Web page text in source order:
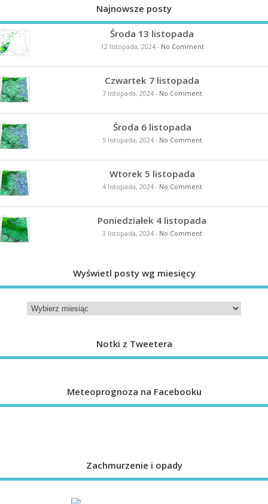
Najnowsze posty
Środa 13 listopada
12 listopada, 2024- No Comment
Czwartek 7 listopada
7 listopada, 2024- No Comment
Środa 6 listopada
5 listopada, 2024- No Comment
Wtorek 5 listopada
4 listopada, 2024- No Comment
Poniedziałek 4 listopada
3 listopada, 2024- No Comment
Wyświetl posty wg miesięcy
Notki z Tweetera
Meteoprognoza na Facebooku
Zachmurzenie i opady